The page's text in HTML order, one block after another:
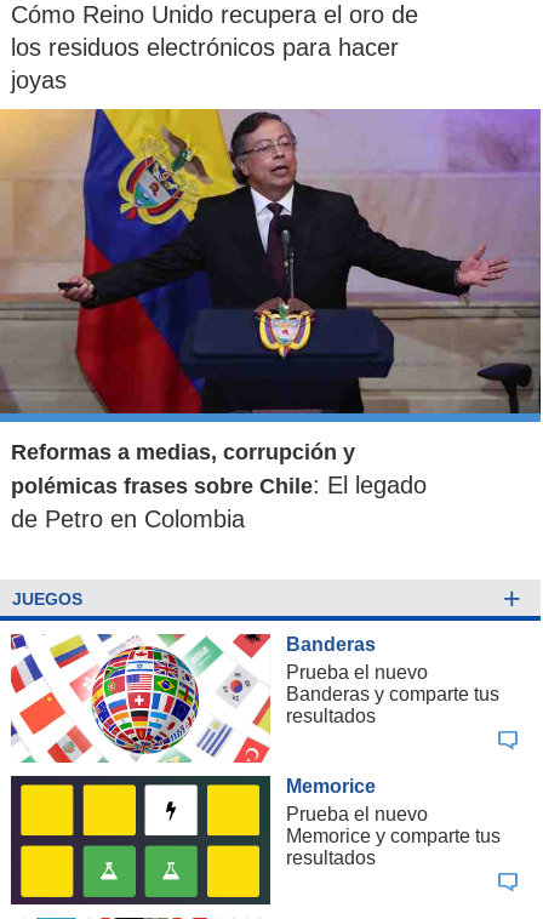
Cómo Reino Unido recupera el oro de
los residuos electrónicos para hacer
joyas
Reformas a medias, corrupción y
polémicas frases sobre Chile: El legado
de Petro en Colombia
JUEGOS +
Banderas
Prueba el nuevo
Banderas y comparte tus
resultados
Memorice
Prueba el nuevo
Memorice y comparte tus
resultados